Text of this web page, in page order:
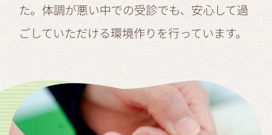
た。体調が悪い中での受診でも、安心して過
ごしていただける環境作りを行っています。